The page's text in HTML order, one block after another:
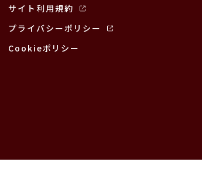
サイト利用規約
プライバシーポリシー
Cookieポリシー